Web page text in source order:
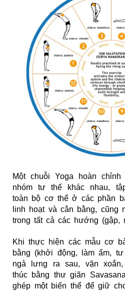
Một chuỗi Yoga hoàn
nhóm tư thế khác nhau,
toàn bộ cơ thể ở các phần
linh hoạt và cân bằng, cũng
trong tất cả các hướng (gập,
Khi thực hiện các mẫu cơ
bằng (khởi động, làm ấm,
ngả lưng ra sau, vặn
thúc bằng thư giãn
ghép một biến thể để giữ